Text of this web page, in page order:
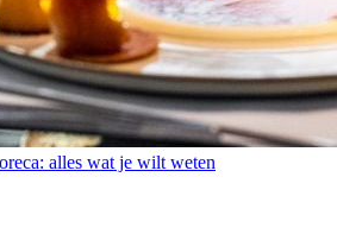
alles wat je wilt weten